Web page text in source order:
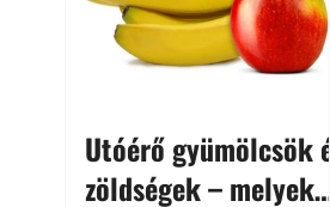
Utóérő gyümölcsök és
zöldségek – melyek